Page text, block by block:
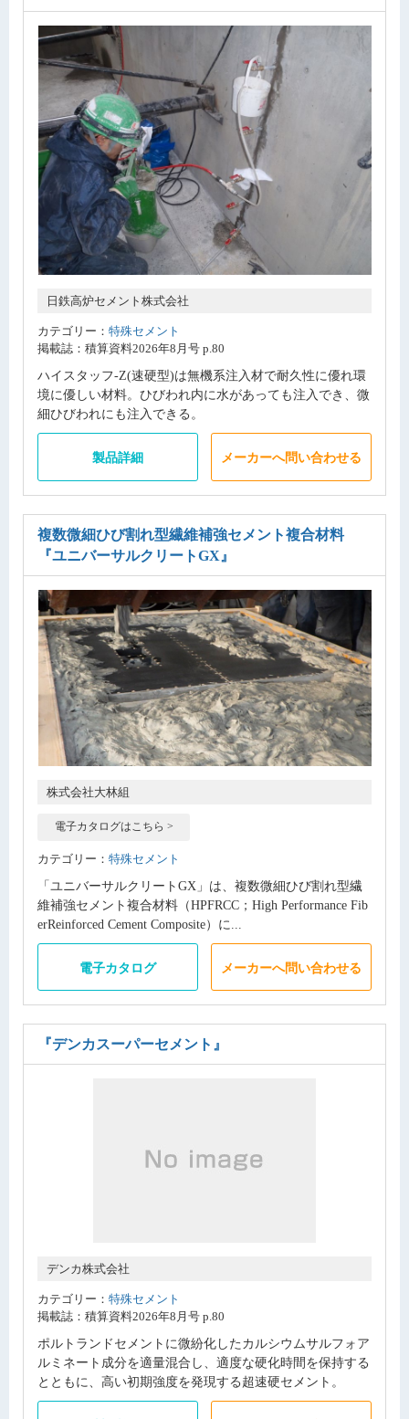
日鉄高炉セメント株式会社
カテゴリー： 特殊セメント
掲載誌：積算資料2026年8月号 p.80
ハイスタッフ-Z(速硬型)は無機系注入材で耐久性に優れ環
境に優しい材料。ひびわれ内に水があっても注入でき、微
細ひびわれにも注入できる。
製品詳細 メーカーへ問い合わせる
複数微細ひび割れ型繊維補強セメント複合材料
『ユニバーサルクリートGX』
株式会社大林組
電子カタログはこちら >
カテゴリー： 特殊セメント
「ユニバーサルクリートGX」は、複数微細ひび割れ型繊
維補強セメント複合材料（HPFRCC；High Performance Fib
erReinforced Cement Composite）に...
電子カタログ メーカーへ問い合わせる
『デンカスーパーセメント』
デンカ株式会社
カテゴリー： 特殊セメント
掲載誌：積算資料2026年8月号 p.80
ポルトランドセメントに微紛化したカルシウムサルフォア
ルミネート成分を適量混合し、適度な硬化時間を保持する
とともに、高い初期強度を発現する超速硬セメント。